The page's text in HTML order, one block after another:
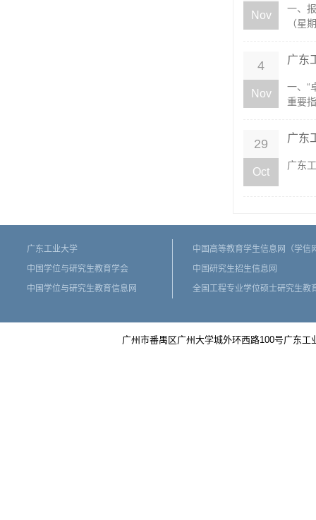
Nov
一、
（星
4
Nov
广东
一、“
重要
29
Oct
广东
广东
广东工业大学
中国学位与研究生教育学会
中国学位与研究生教育信息网
中国高等教育学生信息网（学信
中国研究生招生信息网
全国工程专业学位硕士研究生教
广州市番禺区广州大学城外环西路100号广东